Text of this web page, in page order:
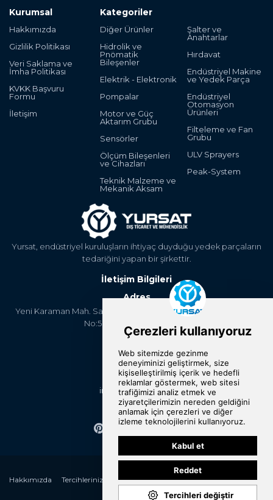
Yursat, endüstriyel kuruluşların ihtiyaç duyduğu yedek parçaların
tedariğini yapan bir şirkettir.
Kurumsal
Hakkımızda
Gizlilik Politikası
Veri Saklama ve
İmha Politikası
KVKK Başvuru
Formu
İletişim
Kategoriler
Diğer Ürünler
Hidrolik ve
Pnömatik
Bileşenler
Elektrik - Elektronik
Pompalar
Motor ve Güç
Aktarım Grubu
Sensörler
Ölçüm Bileşenleri
ve Cihazları
Teknik Malzeme ve
Mekanik Aksam
Şalter ve
Anahtarlar
Hırdavat
Endüstriyel Makine
ve Yedek Parça
Endüstriyel
Otomasyon
Ürünleri
Filteleme ve Fan
Grubu
ULV Sprayers
Peak-System
İletişim Bilgileri
Adres
Yeni Karaman Mah. Sanayi Cad. 4. Kantar Sok. Asya Plaza Kat:5
No:505 Osmangazi/BURSA
+90 224 2400304
E-Posta
info@yursat.com.tr
Bizi Takip Edin
Hakkımızda Tercihlerinizi Değiştirin Kategoriler
Markalar
Referanslar
İletişim